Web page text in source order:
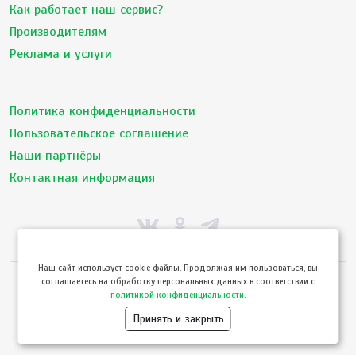
Как работает наш сервис?
Производителям
Реклама и услуги
Политика конфиденциальности
Пользовательское соглашение
Наши партнёры
Контактная информация
© ТвойПродукт 2010 - 2026
Использование сайта означает согласие сПользовательским соглашением
Политикой конфиденциальностисервиса ТВОЙПРОДУКТ
Hаш сайт использует cookie файлы. Продолжая им пользоваться, вы
соглашаетесь на обработку персональных данных в соответствии с
политикой конфиденциальности
Принять и закрыть